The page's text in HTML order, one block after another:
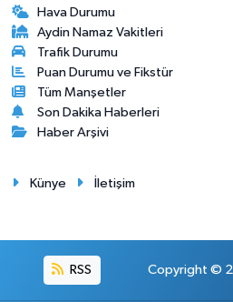
Hava Durumu
Aydin Namaz Vakitleri
Trafik Durumu
Puan Durumu ve Fikstür
Tüm Manşetler
Son Dakika Haberleri
Haber Arşivi
Künye İletişim
RSS Copyright ©